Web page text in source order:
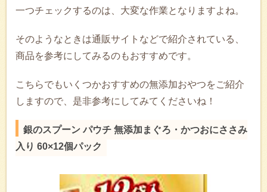
一つチェックするのは、大変な作業となりますよね。
そのようなときは通販サイトなどで紹介されている、
商品を参考にしてみるのもおすすめです。
こちらでもいくつかおすすめの無添加おやつをご紹介
しますので、是非参考にしてみてくださいね！
銀のスプーン パウチ 無添加まぐろ・かつおにささみ
入り 60×12個パック